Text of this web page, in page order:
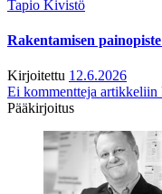
Tapio Kivistö
Rakentamisen
Kirjoitettu 12.6.2026
Ei kommentteja artikkeliin
Pääkirjoitus